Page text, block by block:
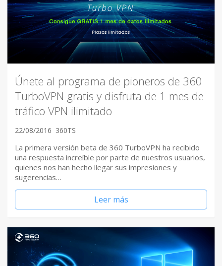
Únete al programa de pioneros de 360
TurboVPN gratis y disfruta de 1 mes de
tráfico VPN ilimitado
22/08/2016 360TS
La primera versión beta de 360 TurboVPN ha recibido
una respuesta increíble por parte de nuestros usuarios,
quienes nos han hecho llegar sus impresiones y
sugerencias…
Leer más